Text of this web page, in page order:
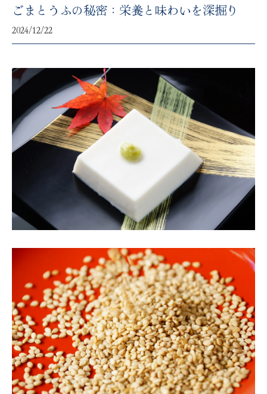
ごまとうふの秘密：栄養と味わいを深掘り
2024/12/22